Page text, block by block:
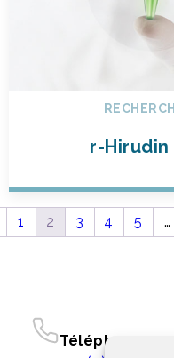
r-Hirudin
1 2 3 4 5 …
Téléphone